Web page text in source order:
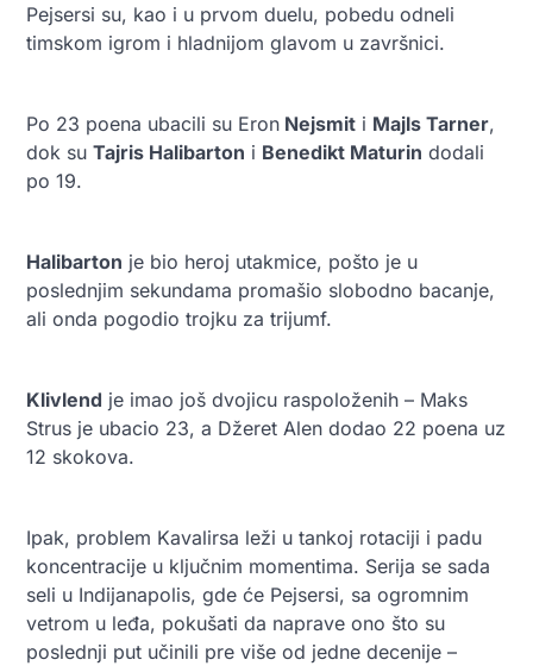
Pejsersi su, kao i u prvom duelu, pobedu odneli
timskom igrom i hladnijom glavom u završnici.
Po 23 poena ubacili su Eron Nejsmit i Majls Tarner,
dok su Tajris Halibarton i Benedikt Maturin dodali
po 19.
Halibarton je bio heroj utakmice, pošto je u
poslednjim sekundama promašio slobodno bacanje,
ali onda pogodio trojku za trijumf.
Klivlend je imao još dvojicu raspoloženih – Maks
Strus je ubacio 23, a Džeret Alen dodao 22 poena uz
12 skokova.
Ipak, problem Kavalirsa leži u tankoj rotaciji i padu
koncentracije u ključnim momentima. Serija se sada
seli u Indijanapolis, gde će Pejsersi, sa ogromnim
vetrom u leđa, pokušati da naprave ono što su
poslednji put učinili pre više od jedne decenije –